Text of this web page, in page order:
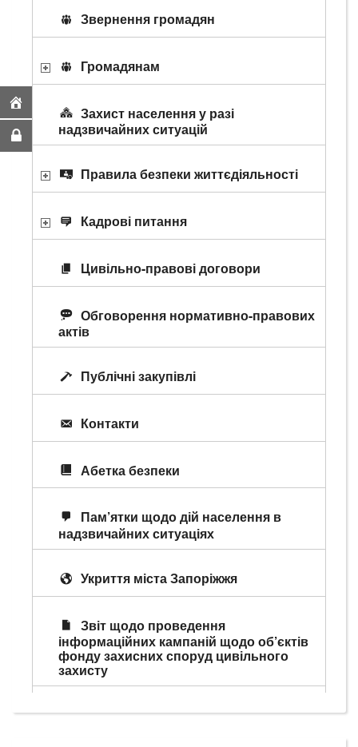
Звернення громадян
Громадянам
Захист населення у разі
надзвичайних ситуацій
Правила безпеки життєдіяльності
Кадрові питання
Цивільно-правові договори
Обговорення нормативно-правових
актів
Публічні закупівлі
Контакти
Абетка безпеки
Пам’ятки щодо дій населення в
надзвичайних ситуаціях
Укриття міста Запоріжжя
Звіт щодо проведення
інформаційних кампаній щодо об’єктів
фонду захисних споруд цивільного
захисту